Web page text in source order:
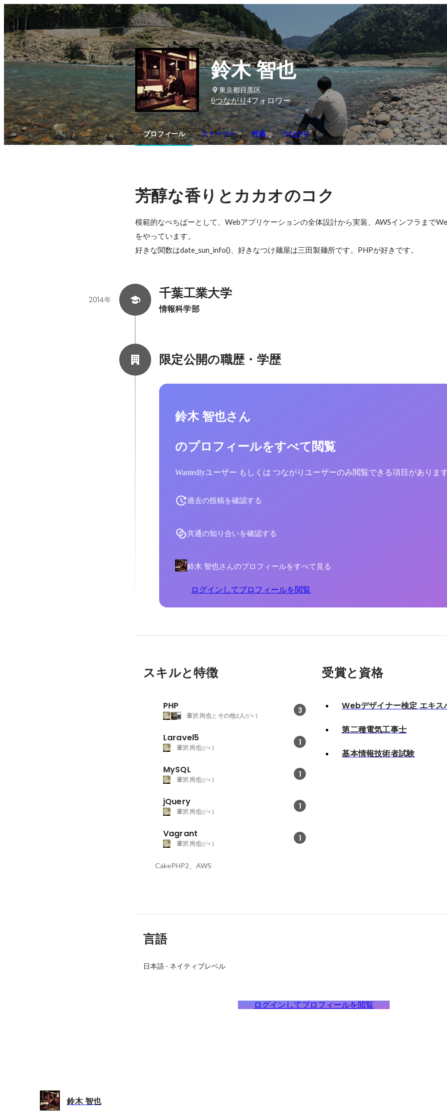
鈴木 智也
東京都目黒区
6つながり4フォロワー
プロフィール ストーリー 性格 つながり
芳醇な香りとカカオのコク
模範的なぺちぱーとして、Webアプリケーションの全体設計から実装、AWSインフラまで
をやっています。
好きな関数はdate_sun_info()、好きなつけ麺屋は三田製麺所です。PHPが好きです。
千葉工業大学
情報科学部
2014年
限定公開の職歴・学歴
鈴木 智也さん
のプロフィールをすべて閲覧
Wantedlyユーザー もしくは つながりユーザーのみ閲覧できる項目がありま
過去の投稿を確認する
共通の知り合いを確認する
鈴木 智也さんのプロフィールをすべて見る
ログインしてプロフィールを閲覧
スキルと特徴
PHP 3
葦沢 尚也と その他2人が+1
Laravel5 1
葦沢 尚也が+1
MySQL 1
葦沢 尚也が+1
jQuery 1
葦沢 尚也が+1
Vagrant 1
葦沢 尚也が+1
CakePHP2、AWS
受賞と資格
Webデザイナー検定 エキス
第二種電気工事士
基本情報技術者試験
言語
日本語- ネイティブレベル
ログインしてプロフィールを閲覧
鈴木 智也